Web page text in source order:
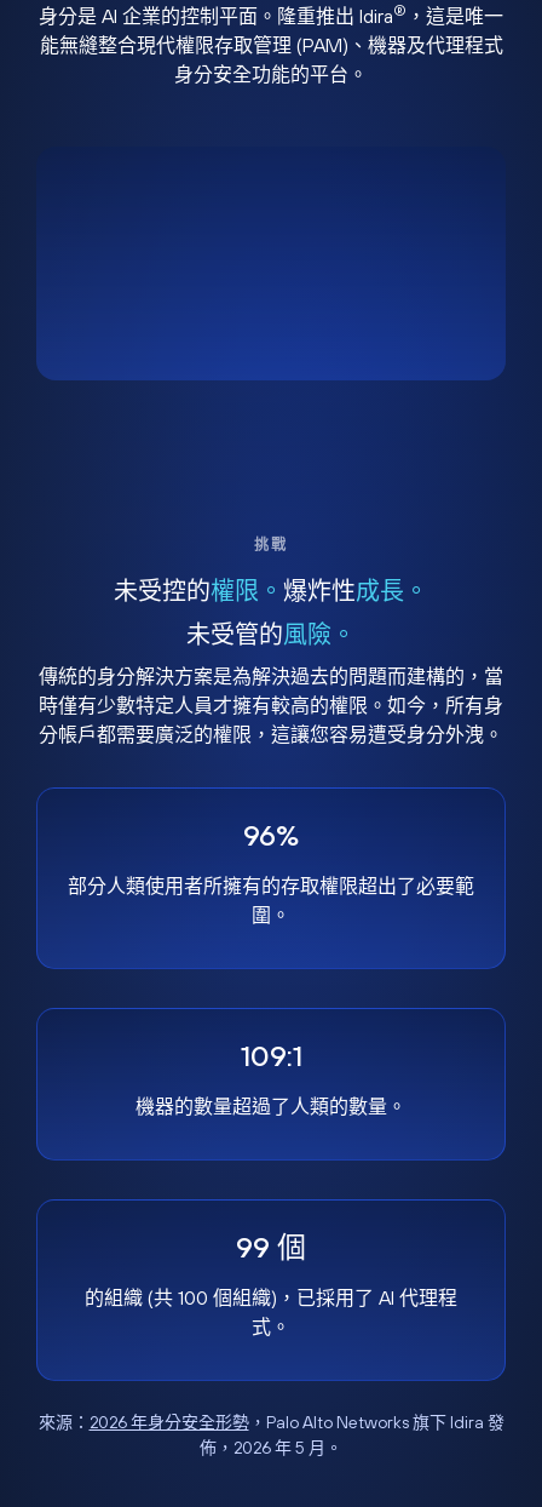
身分是 AI 企業的控制平面。隆重推出 Idira® ，這是唯一
能無縫整合現代權限存取管理 (PAM)、機器及代理程式
身分安全功能的平台。
挑戰
未受控的權限。 爆炸性成長。
未受管的風險。
傳統的身分解決方案是為解決過去的問題而建構的，當
時僅有少數特定人員才擁有較高的權限。如今，所有身
分帳戶都需要廣泛的權限，這讓您容易遭受身分外洩。
96%
部分人類使用者所擁有的存取權限超出了必要範
圍。
109:1
機器的數量超過了人類的數量。
99 個
的組織 (共 100 個組織)，已採用了 AI 代理程
式。
來源： 2026 年身分安全形勢，Palo Alto Networks 旗下 Idira 發
佈，2026 年 5 月。